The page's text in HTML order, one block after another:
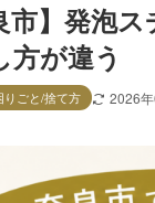
市】発泡
方が違う
りごと/捨て方 2026